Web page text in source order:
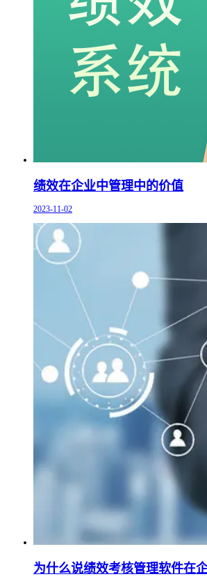
绩效在企业中管理中的价值
2023-11-02
为什么说绩效考核管理软件在